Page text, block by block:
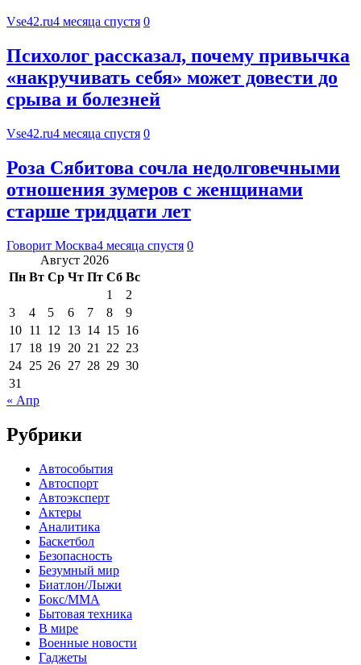
Vse42.ru4 месяца спустя 0
Психолог рассказал, почему привычка
«накручивать себя» может довести до
срыва и болезней
Vse42.ru4 месяца спустя 0
Роза Сябитова сочла недолговечными
отношения зумеров с женщинами
старше тридцати лет
Говорит Москва4 месяца спустя 0
Август 2026
Пн Вт Ср Чт Пт Сб Вс
1
2
3
4 5 6 7 8
9
10 11 12 13 14 15 16
17 18 19 20 21 22 23
24 25 26 27 28 29 30
31
« Апр
Рубрики
Автособытия
Автоспорт
Автоэксперт
Актеры
Аналитика
Баскетбол
Безопасность
Безумный мир
Биатлон/Лыжи
Бокс/MMA
Бытовая техника
В мире
Военные новости
Гаджеты